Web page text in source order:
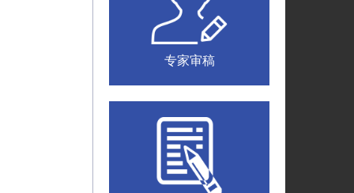
专家审稿